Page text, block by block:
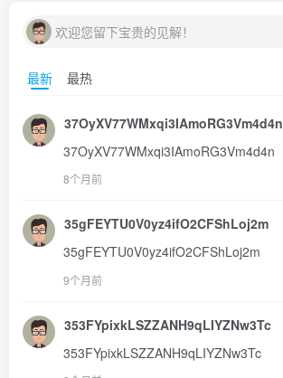
欢迎您留下宝贵的见解！
最新 最热
37OyXV77WMxqi3IAmoRG3Vm4d4n
37OyXV77WMxqi3IAmoRG3Vm4d4n
8个月前
35gFEYTU0V0yz4ifO2CFShLoj2m
35gFEYTU0V0yz4ifO2CFShLoj2m
9个月前
353FYpixkLSZZANH9qLIYZNw3Tc
353FYpixkLSZZANH9qLIYZNw3Tc